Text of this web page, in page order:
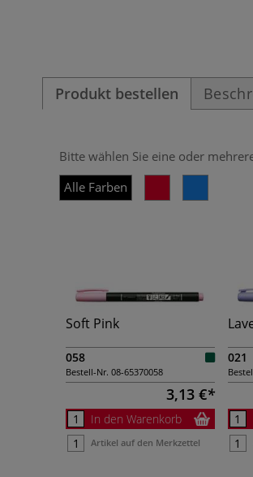
Produkt bestellen
Bitte wählen Sie eine oder
Alle Farben
Soft Pink
058
Bestell-Nr. 08-65370058
3,13 €
In den Warenkorb
Artikel auf den Merkzettel
021